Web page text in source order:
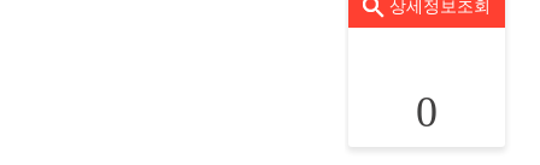
상세정보조회
0